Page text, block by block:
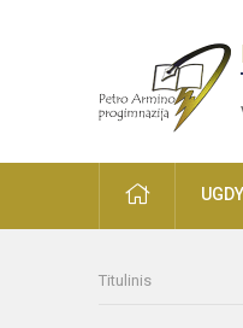
PRADŽIA
Titulinis